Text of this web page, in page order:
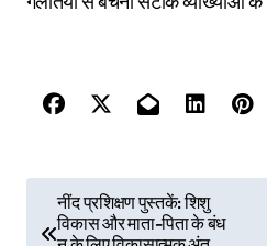
o
नींद प्रशिक्षण पुस्तकें: शिशु
विकास और माता-पिता के बंध